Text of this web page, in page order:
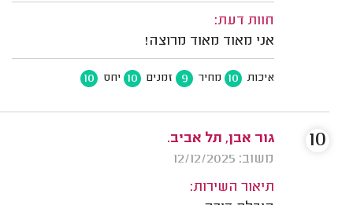
חוות דעת:
אני מאוד מאוד מרוצה!
איכות 10 מחיר 9 זמנים 10 יחס 10
גור אבן, תל אביב.
משוב: 12/12/2025
תיאור השירות:
10